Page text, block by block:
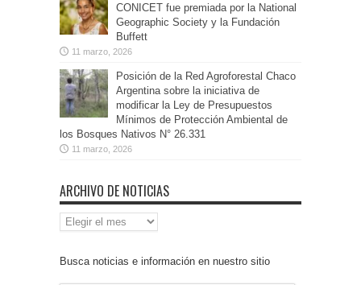
CONICET fue premiada por la National
Geographic Society y la Fundación
Buffett
11 marzo, 2026
Posición de la Red Agroforestal Chaco
Argentina sobre la iniciativa de
modificar la Ley de Presupuestos
Mínimos de Protección Ambiental de
los Bosques Nativos N° 26.331
11 marzo, 2026
ARCHIVO DE NOTICIAS
Archivo
de
Busca noticias e información en nuestro sitio